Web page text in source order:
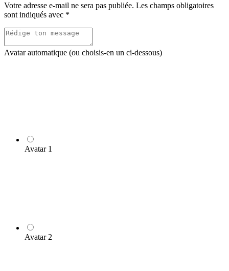
Votre adresse e-mail ne sera pas publiée. Les champs obligatoires
sont indiqués avec *
Avatar automatique (ou choisis-en un ci-dessous)
Avatar 1
Avatar 2